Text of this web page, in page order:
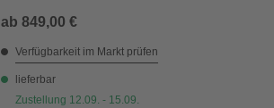
ab 849,00 €
Verfügbarkeit im Markt prüfen
lieferbar
Zustellung 12.09. - 15.09.